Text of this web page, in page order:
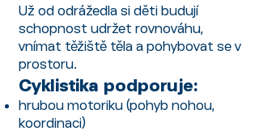
Už od odrážedla si děti budují
schopnost udržet rovnováhu,
vnímat těžiště těla a pohybovat se v
prostoru.
Cyklistika podporuje:
hrubou motoriku (pohyb nohou,
koordinaci)